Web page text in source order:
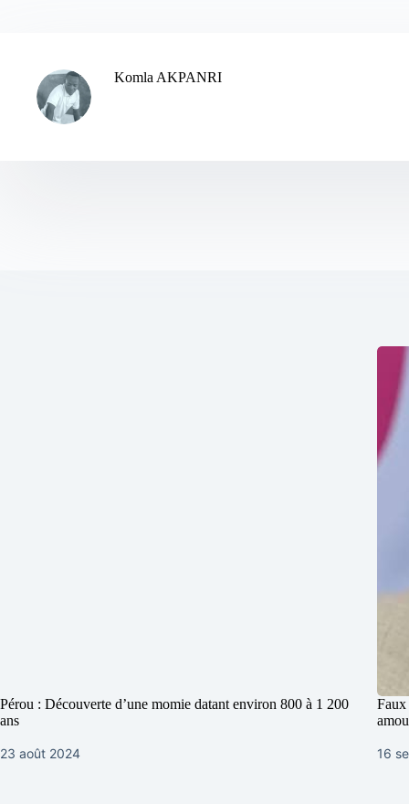
Komla AKPANRI
Pérou : Découverte d’une momie datant environ 800 à 1 200
ans
23 août 2024
Faux
16